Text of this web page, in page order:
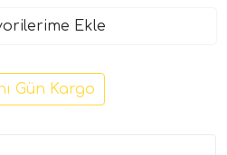
Ekle
Gün Kargo